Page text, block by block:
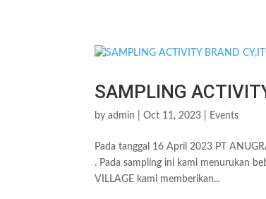
SAMPLING
byadmin |Oct 11, 2023 Events
Pada tanggal 16 April 2023 PT
. Pada sampling ini kami menurukan
VILLAGE kami memberikan...